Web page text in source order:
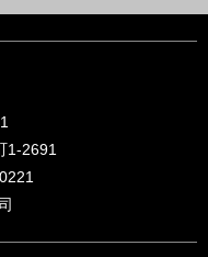
営業が無事終了し
豆のご購入ありが
ている時点で残し
1-2691